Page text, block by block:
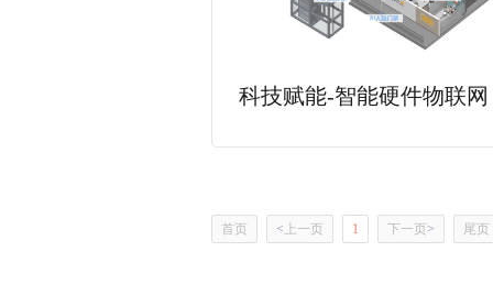
科技赋能-智能硬件物联网
首页 < 上一页 1 下一页> 尾页